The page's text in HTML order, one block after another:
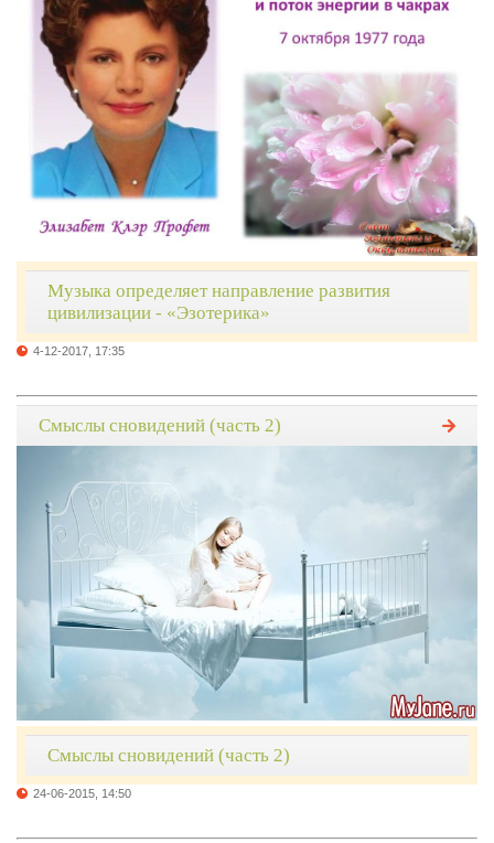
Музыка определяет направление развития
цивилизации - «Эзотерика»
4-12-2017, 17:35
Смыслы сновидений (часть 2)
Смыслы сновидений (часть 2)
24-06-2015, 14:50